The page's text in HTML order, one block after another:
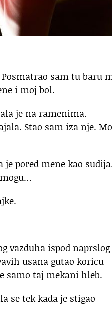
sam tu baru
i moj bol.
je na ramenima.
Stao sam iza nje.
pored mene kao
vazduha ispod naprslog
usana gutao koricu
samo taj mekani hleb.
se tek kada je stigao